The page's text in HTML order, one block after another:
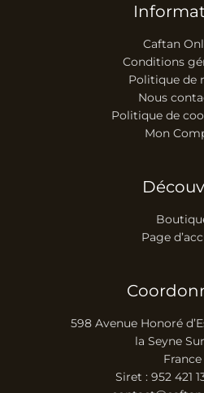
Caftan
Conditions
Politique de
Nous
Politique de
Mon
Page
598 Avenue Honoré
la Seyne
France
Siret : 952 421